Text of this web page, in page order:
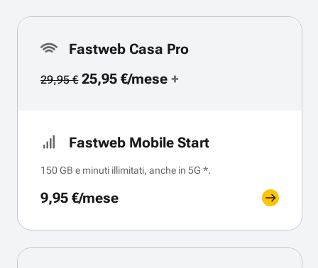
Fastweb Casa Pro
29,95 €25,95 €/mese+
Fastweb Mobile Start
150 GB e minuti illimitati, anche in 5G *.
9,95 €/mese